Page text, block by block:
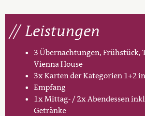
Leistungen
3 Übernachtungen, Frühstück,
Vienna House
3x Karten der Kategorien 1+2
Empfang
1x Mittag- / 2x Abendessen
Getränke